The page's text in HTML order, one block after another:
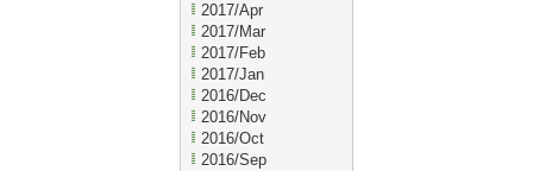
2017/Apr
2017/Mar
2017/Feb
2017/Jan
2016/Dec
2016/Nov
2016/Oct
2016/Sep